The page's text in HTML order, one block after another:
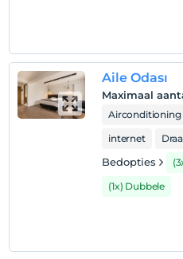
Aile Odası
Maximaal
Airconditioning
internet
Bedopties
(1x) Dubbele